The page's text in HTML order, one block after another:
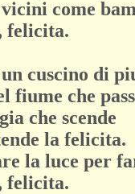
come
felicita.
cuscino di
fiume che
che scende
la felicita.
la luce per
felicita.